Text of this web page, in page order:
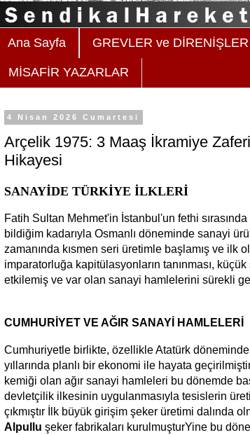
Ana Sayfa GREVLER ve DİRENİŞLER
MİSAFİR YAZARLAR
4 Nisan 2026 Cumartesi
Arçelik 1975: 3 Maaş İkramiye
Hikayesi
SANAYİDE TÜRKİYE İLKLERİ
Fatih Sultan Mehmet'in İstanbul'un fethi
bildiğim kadarıyla Osmanlı döneminde sanayi
zamanında kısmen seri üretimle başlamış ve ilk
imparatorluğa kapitülasyonların tanınması, küçük
etkilemiş ve var olan sanayi hamlelerini sürekli
CUMHURİYET VE AĞIR SANAYİ HAMLELERİ
Cumhuriyetle birlikte, özellikle Atatürk
yıllarında planlı bir ekonomi ile hayata
kemiği olan ağır sanayi hamleleri bu dönemde
devletçilik ilkesinin uygulanmasıyla tesislerin
çıkmıştır İlk büyük girişim şeker üretimi dalında
Alpullu şeker fabrikaları kurulmuşturYine bu